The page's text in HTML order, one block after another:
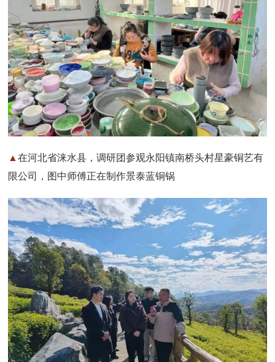
▲在河北省涞水县，调研团参观永阳镇南桥头村星豪铜艺有
限公司，图中师傅正在制作景泰蓝铜锅